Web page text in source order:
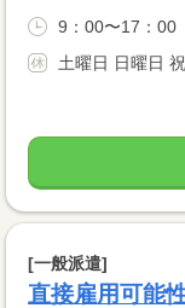
9：00〜17：00
土曜日 日曜日
[一般派遣]
直接雇用可能